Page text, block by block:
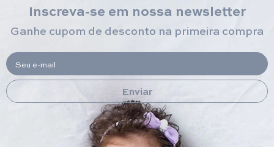
Inscreva-se em nossa newsletter
Ganhe cupom de desconto na primeira compra
Seu e-mail
Enviar